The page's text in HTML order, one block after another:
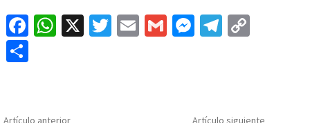
Fa
o
W
p
X
T
E
G
M
ge
Te
m Li
Artículo anterior Artículo siguiente